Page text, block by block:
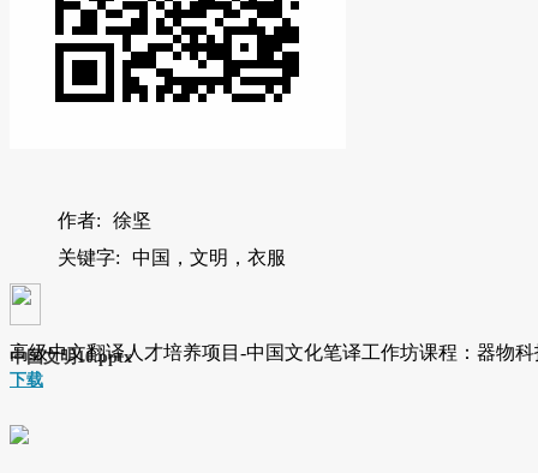
作者:
徐坚
关键字:
中国，文明，衣服
中国文明10.pptx
下载
高级中文翻译人才培养项目-中国文化笔译工作坊课程：器物科